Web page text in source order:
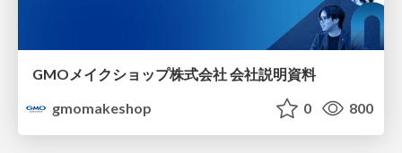
GMOメイクショップ株式会社 会社説明資料
gmomakeshop
0 800